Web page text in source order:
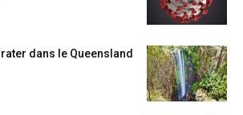
dans le Queensland